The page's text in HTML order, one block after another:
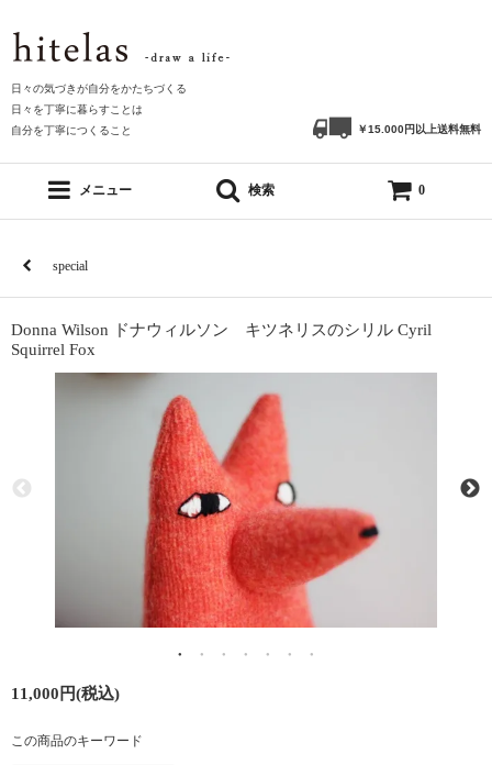
日々の気づきが自分をかたちづくる
日々を丁寧に暮らすことは
自分を丁寧につくること
￥15.000円以上送料無料
メニュー 検索 0
special
Donna Wilson ドナウィルソン キツネリスのシリル Cyril
Squirrel Fox
11,000円(税込)
この商品のキーワード